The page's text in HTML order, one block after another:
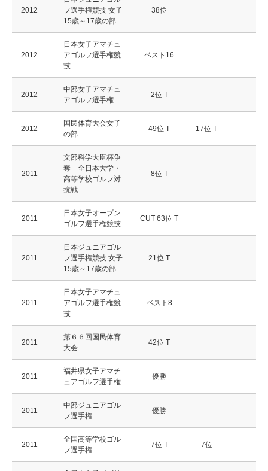
2012
フ選手権競技 女子
15歳～17歳の部
38位
2012
日本女子アマチュ
アゴルフ選手権競
技
ベスト16
2012
中部女子アマチュ
アゴルフ選手権
2位 T
2012
国民体育大会女子
の部
49位 T 17位 T
2011
文部科学大臣杯争
奪 全日本大学・
高等学校ゴルフ対
抗戦
8位 T
2011
日本女子オープン
ゴルフ選手権競技
CUT 63位 T
2011
日本ジュニアゴル
フ選手権競技 女子
15歳～17歳の部
21位 T
2011
日本女子アマチュ
アゴルフ選手権競
技
ベスト8
2011
第６６回国民体育
大会
42位 T
2011
福井県女子アマチ
ュアゴルフ選手権
優勝
2011
中部ジュニアゴル
フ選手権
優勝
2011
全国高等学校ゴル
フ選手権
7位 T 7位